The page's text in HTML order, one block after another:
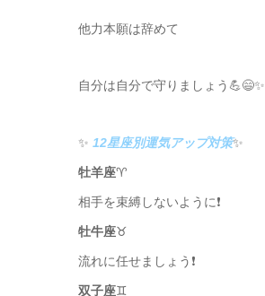
他力本願は辞めて
自分は自分で守りましょう💪😄✨
✨ 12星座別運気アップ対策✨
牡羊座♈️
相手を束縛しないように❗️
牡牛座♉️
流れに任せましょう❗️
双子座♊️